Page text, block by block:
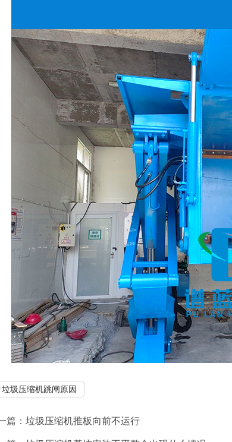
垃圾压缩机跳闸原因
篇： 垃圾压缩机推板向前不运行